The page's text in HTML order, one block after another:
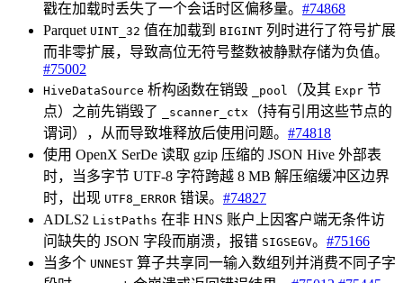
戳在加载时丢失了一个会话时区偏移量。 #74868
Parquet UINT_32 值在加载到 BIGINT 列时进行了符号扩展
而非零扩展，导致高位无符号整数被静默存储为负值。
#75002
HiveDataSource 析构函数在销毁 _pool （及其 Expr 节
点）之前先销毁了
_scanner_ctx
（持有引用这些节点的
谓词），从而导致堆释放后使用问题。 #74818
使用 OpenX SerDe 读取 gzip 压缩的 JSON Hive 外部表
时，当多字节 UTF-8 字符跨越 8 MB 解压缩缓冲区边界
时，出现 UTF8_ERROR 错误。 #74827
ADLS2 ListPaths 在非 HNS 账户上因客户端无条件访
问缺失的 JSON 字段而崩溃，报错 SIGSEGV。 #75166
当多个 UNNEST 算子共享同一输入数组列并消费不同子字